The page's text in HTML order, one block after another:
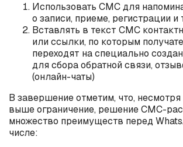
Использовать СМС для
о записи, приеме, регистрации и
Вставлять в текст СМС
или ссылки, по которым
переходят на специально
для сбора обратной связи,
(онлайн-чаты)
В завершение отметим, что, несмотря
выше ограничение, решение СМС-
множество преимуществ перед
числе: